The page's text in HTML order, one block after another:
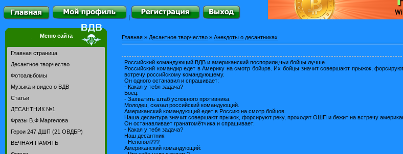
|
Меню сайта
Главная страница
Десантное творчество
Фотоальбомы
Музыка и видео о ВДВ
Статьи
ДЕСАНТНИК №1
Фразы В.Ф.Маргелова
Герои 247 ДШП (21 ОВДБР)
ВЕЧНАЯ ПАМЯТЬ
Главная » Десантное творчество » Анекдоты о десантниках
Российский командующий ВДВ и американский поспорили,чьи бойцы лучше.
Российский командир едет в Америку на смотр бойцов. Их бойцы значит совершают прыжок,
встречу российскому командующему.
Он одного останавил и спрашивает:
- Какая у тебя задача?
Боец:
- Захватить штаб условного противника.
Молодец, сказал российский командующий.
Американский командующий едет в Россию на смотр бойцов.
Наша десантура значит совершают прыжок, форсируют реку, проходят ОШП и бежит на встречу
Он останавливает гранатомётчика и спрашивает:
- Какая у тебя задача?
Наш десантник:
- Непонял???
Американский командующий: